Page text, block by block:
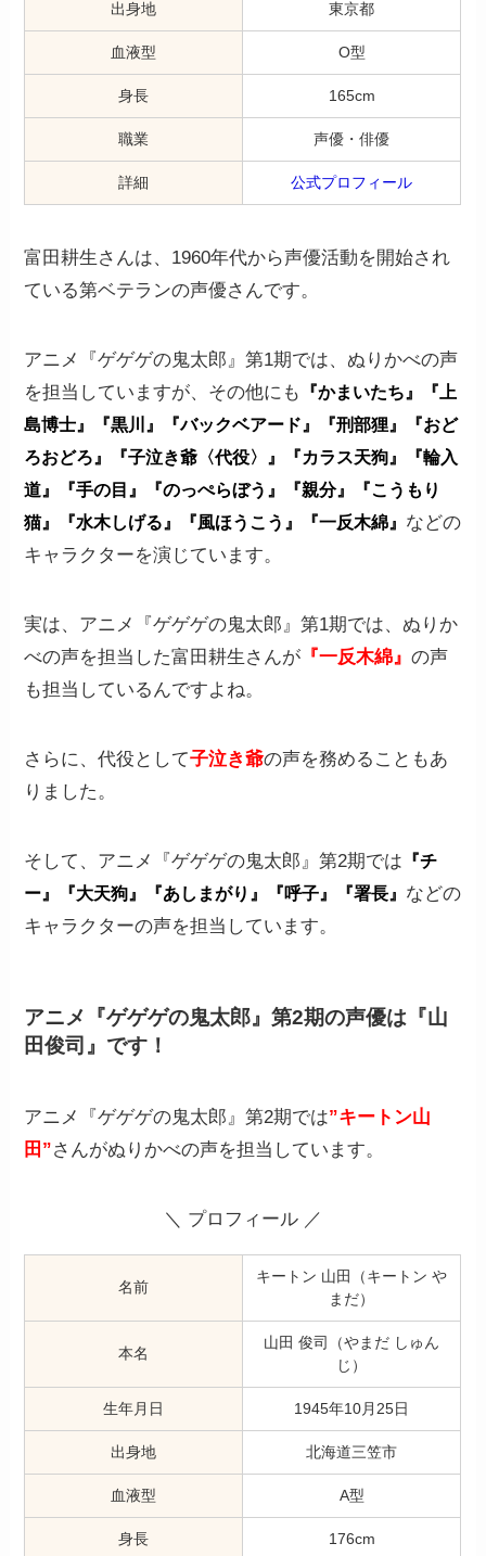
出身地 東京都
血液型 O型
身長 165cm
職業 声優・俳優
詳細 公式プロフィール
富田耕生さんは、1960年代から声優活動を開始され
ている第ベテランの声優さんです。
アニメ『ゲゲゲの鬼太郎』第1期では、ぬりかべの声
を担当していますが、その他にも
『かまいたち』『上
島博士』『黒川』『バックベアード』『刑部狸』『おど
ろおどろ』『子泣き爺〈代役〉』『カラス天狗』『輪入
道』『手の目』『のっぺらぼう』『親分』『こうもり
猫』『水木しげる』『風ほうこう』『一反木綿』 などの
キャラクターを演じています。
実は、アニメ『ゲゲゲの鬼太郎』第1期では、ぬりか
べの声を担当した富田耕生さんが 『一反木綿』の声
も担当しているんですよね。
さらに、代役として子泣き爺の声を務めることもあ
りました。
そして、アニメ『ゲゲゲの鬼太郎』第2期では 『チ
ー』『大天狗』『あしまがり』『呼子』『署長』 などの
キャラクターの声を担当しています。
アニメ『ゲゲゲの鬼太郎』第2期の声優は『山
田俊司』です！
アニメ『ゲゲゲの鬼太郎』第2期では”キートン山
田”さんがぬりかべの声を担当しています。
＼ プロフィール ／
名前
キートン 山田（キートン や
まだ）
本名
山田 俊司（やまだ しゅん
じ）
生年月日 1945年10月25日
出身地 北海道三笠市
血液型 A型
身長 176cm